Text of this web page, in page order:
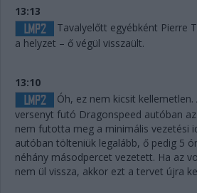
13:13
Tavalyelőtt egyébként Pierre
a helyzet – ő végül visszaült.
13:10
Óh, ez nem kicsit kellemetlen.
versenyt futó Dragonspeed autóban
nem futotta meg a minimális vezetési
autóban tölteniük legalább, ő pedig 5
néhány másodpercet vezetett. Ha az
nem ül vissza, akkor ezt a tervet újra